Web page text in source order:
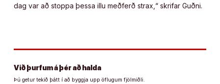
dag var að stoppa þessa illu meðferð strax,“ skrifar Guðni.
Við þurfum á þér að halda
Þú getur tekið þátt í að byggja upp öflugum fjölmiðli.